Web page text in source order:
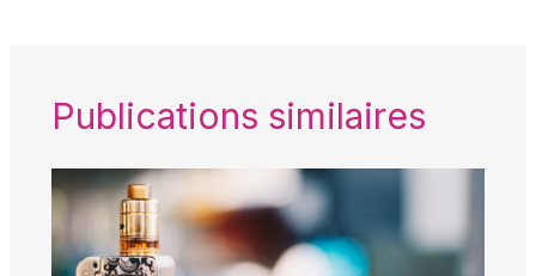
Publications similaires